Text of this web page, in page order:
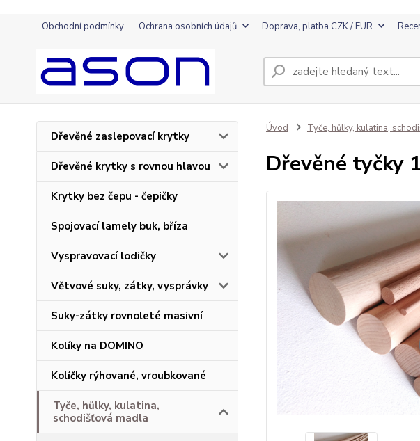
Obchodní podmínky Ochrana osobních údajů Doprava, platba CZK / EUR
Dřevěné zaslepovací krytky
Dřevěné krytky s rovnou hlavou
Krytky bez čepu - čepičky
Spojovací lamely buk, bříza
Vyspravovací lodičky
Větvové suky, zátky, vysprávky
Suky-zátky rovnoleté masivní
Kolíky na DOMINO
Kolíčky rýhované, vroubkované
Tyče, hůlky, kulatina,
schodišťová madla
Úvod Tyče, hůlky, kulatina,
Dřevěné tyčky